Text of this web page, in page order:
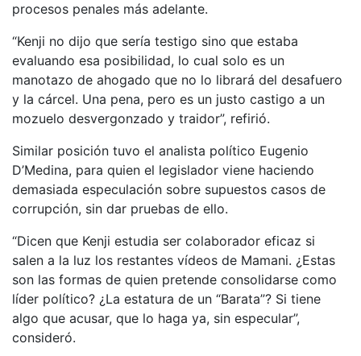
procesos penales más adelante.
“Kenji no dijo que sería testigo sino que estaba
evaluando esa posibilidad, lo cual solo es un
manotazo de ahogado que no lo librará del desafuero
y la cárcel. Una pena, pero es un justo castigo a un
mozuelo desvergonzado y traidor”, refirió.
Similar posición tuvo el analista político Eugenio
D’Medina, para quien el legislador viene haciendo
demasiada especulación sobre supuestos casos de
corrupción, sin dar pruebas de ello.
“Dicen que Kenji estudia ser colaborador eficaz si
salen a la luz los restantes vídeos de Mamani. ¿Estas
son las formas de quien pretende consolidarse como
líder político? ¿La estatura de un “Barata”? Si tiene
algo que acusar, que lo haga ya, sin especular”,
consideró.